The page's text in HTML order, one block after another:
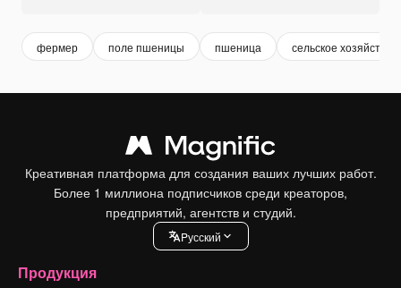
фермер поле пшеницы пшеница сельское хозяйство
Креативная платформа для создания ваших лучших работ.
Более 1 миллиона подписчиков среди креаторов,
предприятий, агентств и студий.
Pусский
Продукция